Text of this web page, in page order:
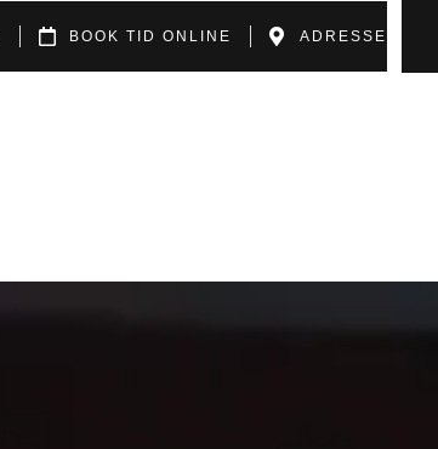
BOOK TID ONLINE ADRESSE